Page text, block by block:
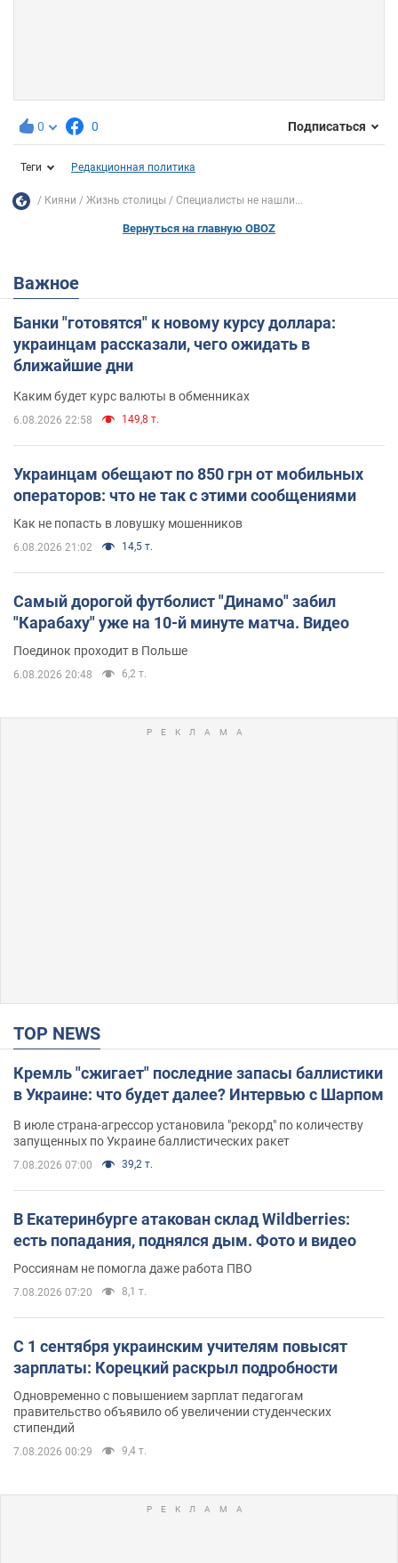
0 0 Подписаться
Теги Редакционная политика
Кияни Жизнь столицы Специалисты не нашли...
Вернуться на главную OBOZ
Важное
Банки "готовятся" к новому курсу доллара:
украинцам рассказали, чего ожидать в
ближайшие дни
Каким будет курс валюты в обменниках
6.08.2026 22:58 149,8 т.
Украинцам обещают по 850 грн от мобильных
операторов: что не так с этими сообщениями
Как не попасть в ловушку мошенников
6.08.2026 21:02 14,5 т.
Самый дорогой футболист "Динамо" забил
"Карабаху" уже на 10-й минуте матча. Видео
Поединок проходит в Польше
6.08.2026 20:48 6,2 т.
TOP NEWS
Кремль "сжигает" последние запасы баллистики
в Украине: что будет далее? Интервью с Шарпом
В июле страна-агрессор установила "рекорд" по количеству
запущенных по Украине баллистических ракет
7.08.2026 07:00 39,2 т.
В Екатеринбурге атакован склад Wildberries:
есть попадания, поднялся дым. Фото и видео
Россиянам не помогла даже работа ПВО
7.08.2026 07:20 8,1 т.
С 1 сентября украинским учителям повысят
зарплаты: Корецкий раскрыл подробности
Одновременно с повышением зарплат педагогам
правительство объявило об увеличении студенческих
стипендий
7.08.2026 00:29 9,4 т.